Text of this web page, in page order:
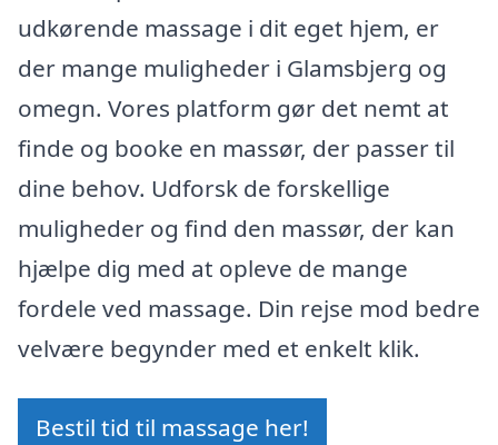
udkørende massage i dit eget hjem, er
der mange muligheder i Glamsbjerg og
omegn. Vores platform gør det nemt at
finde og booke en massør, der passer til
dine behov. Udforsk de forskellige
muligheder og find den massør, der kan
hjælpe dig med at opleve de mange
fordele ved massage. Din rejse mod bedre
velvære begynder med et enkelt klik.
Bestil tid til massage her!